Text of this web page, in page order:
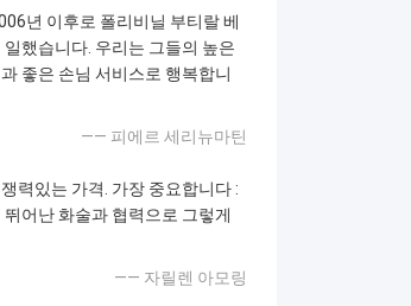
년 이후로 폴리비닐 부티랄 베
일했습니다. 우리는 그들의 높은
좋은 손님 서비스로 행복합니
—— 피에르 세리뉴마틴
력있는 가격. 가장 중요합니다 :
뛰어난 화술과 협력으로 그렇게
—— 자릴렌 아모링